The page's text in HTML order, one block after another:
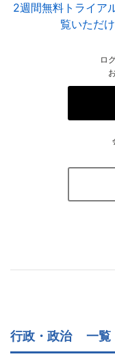
2週間無料トライア
覧いただ
ロ
行政・政治 一覧